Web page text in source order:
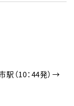
駅（10：44発）→